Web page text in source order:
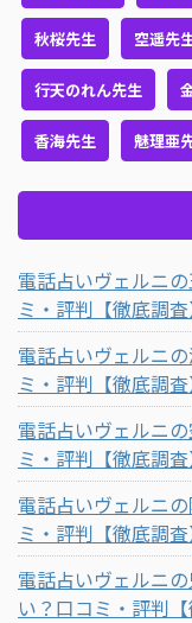
秋桜先生 空遥先
行天のれん先生
香海先生 魅理亜
電話占いヴェルニ
ミ・評判【徹底調査
電話占いヴェルニ
ミ・評判【徹底調査
電話占いヴェルニ
ミ・評判【徹底調査
電話占いヴェルニ
ミ・評判【徹底調査
電話占いヴェルニ
い？口コミ・評判【